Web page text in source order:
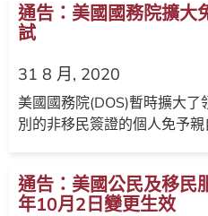
通告：美國國務院擴大
試
31 8 月, 2020
美國國務院(DOS)暫時擴大
別的非移民簽證的個人免予親
通告：美國公民及移民
年10月2日變更生效